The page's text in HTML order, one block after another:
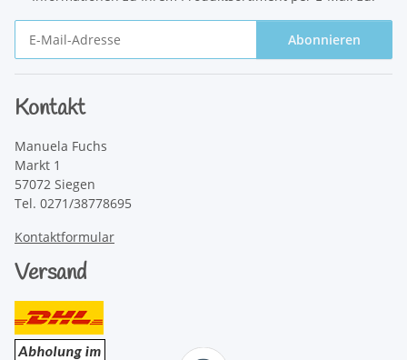
Abonnieren
Kontakt
Manuela Fuchs
Markt 1
57072 Siegen
Tel. 0271/38778695
Kontaktformular
Versand